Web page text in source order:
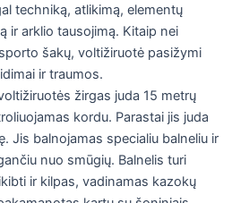
techniką, atlikimą, elementų
ir arklio tausojimą. Kitaip nei
šakų, voltižiruotė pasižymi
ir traumos.
žirgas juda 15 metrų
kordu. Parastai jis juda
Jis balnojamas specialiu balneliu ir
nuo smūgių. Balnelis turi
ir kilpas, vadinamas kazokų